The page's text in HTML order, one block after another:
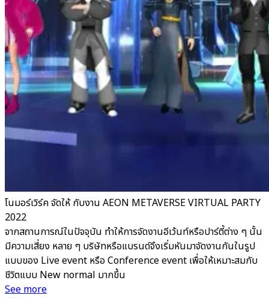
โนมอร์เวิร์ค จัดให้ กับงาน AEON METAVERSE VIRTUAL PARTY
2022
จากสถานการณ์ในปัจจุบัน ทำให้การจัดงานอีเว้นท์หรือปาร์ตี้ต่าง ๆ นั้น
มีความเสี่ยง หลาย ๆ บริษัทหรือแบรนด์จึงเริ่มหันมาจัดงานกันในรูป
แบบของ Live event หรือ Conference event เพื่อให้เหมาะสมกับ
ชีวิตแบบ New normal มากขึ้น
See more